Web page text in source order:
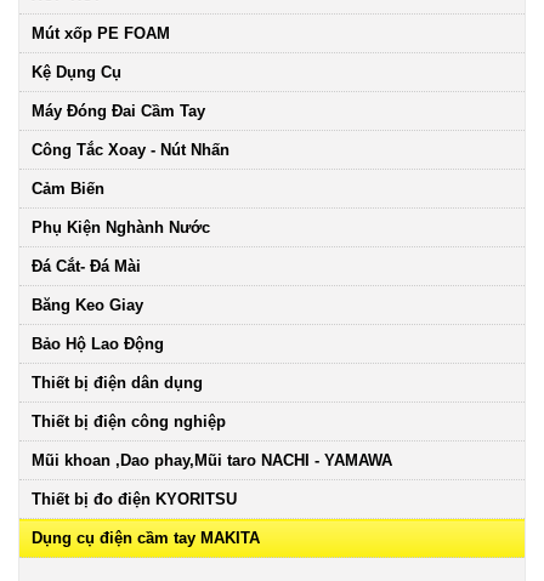
Mút xốp PE FOAM
Kệ Dụng Cụ
Máy Đóng Đai Cầm Tay
Công Tắc Xoay - Nút Nhấn
Cảm Biến
Phụ Kiện Nghành Nước
Đá Cắt- Đá Mài
Băng Keo Giay
Bảo Hộ Lao Động
Thiết bị điện dân dụng
Thiết bị điện công nghiệp
Mũi khoan ,Dao phay,Mũi taro NACHI - YAMAWA
Thiết bị đo điện KYORITSU
Dụng cụ điện cầm tay MAKITA